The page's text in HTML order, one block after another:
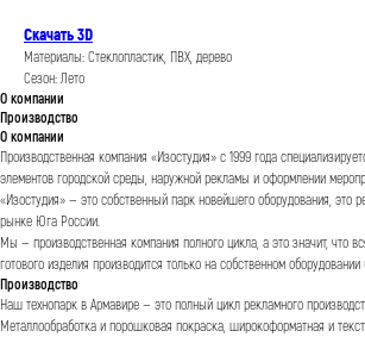
Скачать 3D
Материалы: Стеклопластик, ПВХ, дерево
Сезон: Лето
О компании
Производство
О компании
Производственная компания «Изостудия» с 1999 года
элементов городской среды, наружной рекламы и оформлении
«Изостудия» — это собственный парк новейшего оборудования, это
рынке Юга России.
Мы — производственная компания полного цикла, а это значит, что
готового изделия производится только на собственном
Производство
Наш технопарк в Армавире — это полный цикл рекламного
Металлообработка и порошковая покраска, широкоформатная и